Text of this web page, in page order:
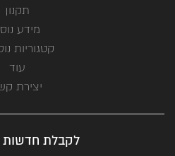
תקנון
מידע
קטגוריות
עוד
יצירת
לקבלת חדשות